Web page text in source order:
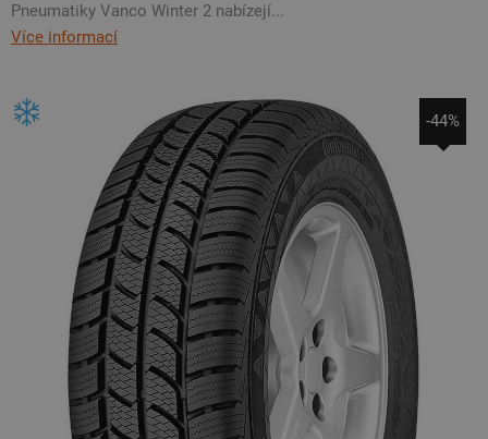
Pneumatiky Vanco Winter 2 nabízejí...
Více informací
-44%